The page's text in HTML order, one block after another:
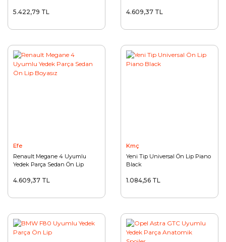
5.422,79 TL 4.609,37 TL
Efe
Renault Megane 4 Uyumlu
Yedek Parça Sedan Ön Lip
4.609,37 TL
Kmç
Yeni Tip Universal Ön Lip Piano
Black
1.084,56 TL